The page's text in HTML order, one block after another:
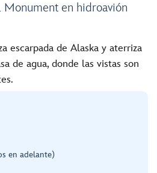
en hidroavión
escarpada de Alaska y aterriza
de agua, donde las vistas son
en adelante)